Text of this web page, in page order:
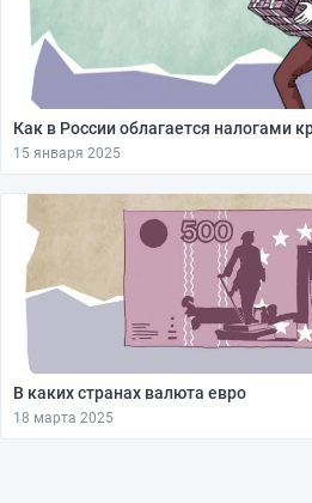
Как в России облагается налогами
15 января 2025
В каких странах валюта евро
18 марта 2025